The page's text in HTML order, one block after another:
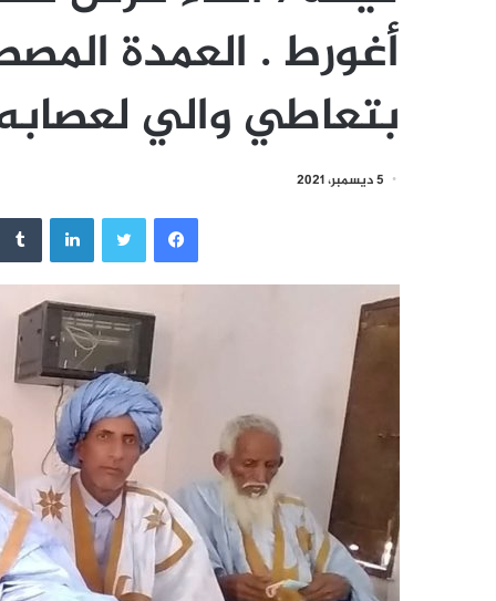
أغورط . العمدة
بتعاطي والي
5 ديسمبر، 2021
فيسبوك لينكدإن